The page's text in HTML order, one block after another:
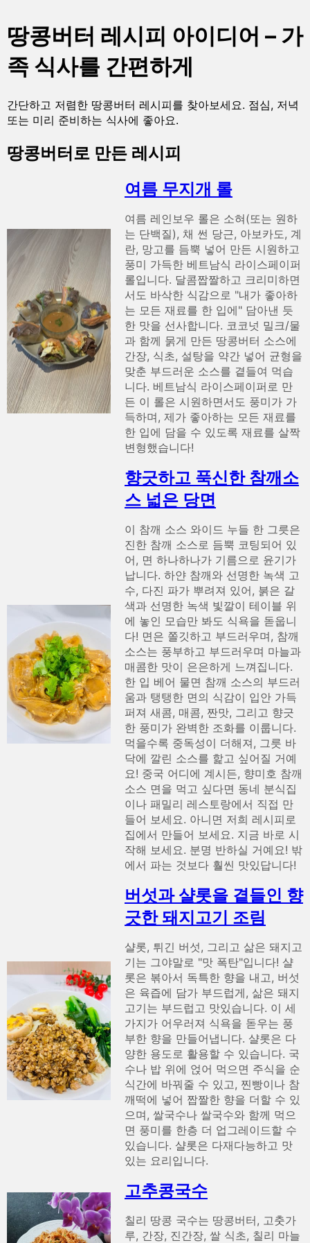
땅콩버터 레시피 아이디어 – 가
족 식사를 간편하게
간단하고 저렴한 땅콩버터 레시피를 찾아보세요. 점심, 저녁
또는 미리 준비하는 식사에 좋아요.
땅콩버터로 만든 레시피
여름 무지개 롤
여름 레인보우 롤은 소혀(또는 원하
는 단백질), 채 썬 당근, 아보카도, 계
란, 망고를 듬뿍 넣어 만든 시원하고
풍미 가득한 베트남식 라이스페이퍼
롤입니다. 달콤짭짤하고 크리미하면
서도 바삭한 식감으로 "내가 좋아하
는 모든 재료를 한 입에" 담아낸 듯
한 맛을 선사합니다. 코코넛 밀크/물
과 함께 묽게 만든 땅콩버터 소스에
간장, 식초, 설탕을 약간 넣어 균형을
맞춘 부드러운 소스를 곁들여 먹습
니다. 베트남식 라이스페이퍼로 만
든 이 롤은 시원하면서도 풍미가 가
득하며, 제가 좋아하는 모든 재료를
한 입에 담을 수 있도록 재료를 살짝
변형했습니다!
향긋하고 푹신한 참깨소
스 넓은 당면
이 참깨 소스 와이드 누들 한 그릇은
진한 참깨 소스로 듬뿍 코팅되어 있
어, 면 하나하나가 기름으로 윤기가
납니다. 하얀 참깨와 선명한 녹색 고
수, 다진 파가 뿌려져 있어, 붉은 갈
색과 선명한 녹색 빛깔이 테이블 위
에 놓인 모습만 봐도 식욕을 돋웁니
다! 면은 쫄깃하고 부드러우며, 참깨
소스는 풍부하고 부드러우며 마늘과
매콤한 맛이 은은하게 느껴집니다.
한 입 베어 물면 참깨 소스의 부드러
움과 탱탱한 면의 식감이 입안 가득
퍼져 새콤, 매콤, 짠맛, 그리고 향긋
한 풍미가 완벽한 조화를 이룹니다.
먹을수록 중독성이 더해져, 그릇 바
닥에 깔린 소스를 핥고 싶어질 거예
요! 중국 어디에 계시든, 향미호 참깨
소스 면을 먹고 싶다면 동네 분식집
이나 패밀리 레스토랑에서 직접 만
들어 보세요. 아니면 저희 레시피로
집에서 만들어 보세요. 지금 바로 시
작해 보세요. 분명 반하실 거예요! 밖
에서 파는 것보다 훨씬 맛있답니다!
버섯과 샬롯을 곁들인 향
긋한 돼지고기 조림
샬롯, 튀긴 버섯, 그리고 삶은 돼지고
기는 그야말로 "맛 폭탄"입니다! 샬
롯은 볶아서 독특한 향을 내고, 버섯
은 육즙에 담가 부드럽게, 삶은 돼지
고기는 부드럽고 맛있습니다. 이 세
가지가 어우러져 식욕을 돋우는 풍
부한 향을 만들어냅니다. 샬롯은 다
양한 용도로 활용할 수 있습니다. 국
수나 밥 위에 얹어 먹으면 주식을 순
식간에 바꿔줄 수 있고, 찐빵이나 참
깨떡에 넣어 짭짤한 향을 더할 수 있
으며, 쌀국수나 쌀국수와 함께 먹으
면 풍미를 한층 더 업그레이드할 수
있습니다. 샬롯은 다재다능하고 맛
있는 요리입니다.
고추콩국수
칠리 땅콩 국수는 땅콩버터, 고춧가
루, 간장, 진간장, 쌀 식초, 칠리 마늘